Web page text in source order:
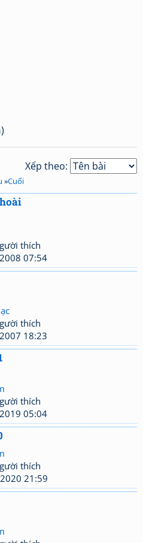
)
Xếp theo:
»Cuối
thích
07:54
thích
18:23
thích
05:04
thích
21:59